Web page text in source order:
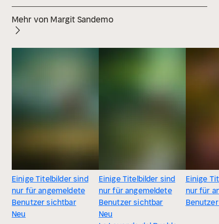
Mehr von Margit Sandemo
Einige Titelbilder sind
nur für angemeldete
Benutzer sichtbar
Neu
Einige Titelbilder sind
nur für angemeldete
Benutzer sichtbar
Neu
Einige
nur für